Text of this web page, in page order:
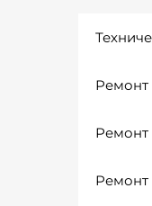
Ремонт
Ремонт
Ремонт